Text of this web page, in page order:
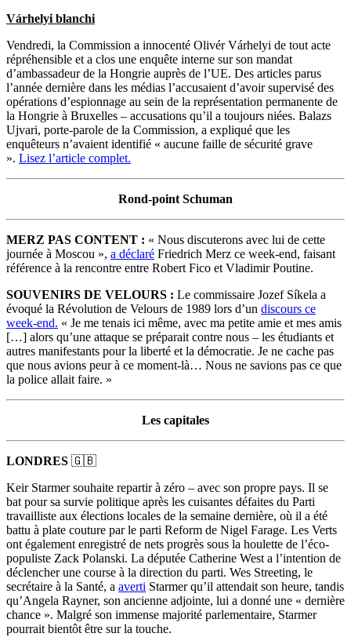
Várhelyi blanchi
Vendredi, la Commission a innocenté Olivér Várhelyi de tout acte
répréhensible et a clos une enquête interne sur son mandat
d’ambassadeur de la Hongrie auprès de l’UE. Des articles parus
l’année dernière dans les médias l’accusaient d’avoir supervisé des
opérations d’espionnage au sein de la représentation permanente de
la Hongrie à Bruxelles – accusations qu’il a toujours niées. Balazs
Ujvari, porte-parole de la Commission, a expliqué que les
enquêteurs n’avaient identifié « aucune faille de sécurité grave
». Lisez l’article complet.
Rond-point Schuman
MERZ PAS CONTENT : « Nous discuterons avec lui de cette
journée à Moscou », a déclaré Friedrich Merz ce week-end, faisant
référence à la rencontre entre Robert Fico et Vladimir Poutine.
SOUVENIRS DE VELOURS : Le commissaire Jozef Síkela a
évoqué la Révolution de Velours de 1989 lors d’un discours ce
week-end. « Je me tenais ici même, avec ma petite amie et mes amis
[…] alors qu’une attaque se préparait contre nous – les étudiants et
autres manifestants pour la liberté et la démocratie. Je ne cache pas
que nous avions peur à ce moment-là… Nous ne savions pas ce que
la police allait faire. »
Les capitales
LONDRES 🇬🇧
Keir Starmer souhaite repartir à zéro – avec son propre pays. Il se
bat pour sa survie politique après les cuisantes défaites du Parti
travailliste aux élections locales de la semaine dernière, où il a été
battu à plate couture par le parti Reform de Nigel Farage. Les Verts
ont également enregistré de nets progrès sous la houlette de l’éco-
populiste Zack Polanski. La députée Catherine West a l’intention de
déclencher une course à la direction du parti. Wes Streeting, le
secrétaire à la Santé, a averti Starmer qu’il attendait son heure, tandis
qu’Angela Rayner, son ancienne adjointe, lui a donné une « dernière
chance ». Malgré son immense majorité parlementaire, Starmer
pourrait bientôt être sur la touche.